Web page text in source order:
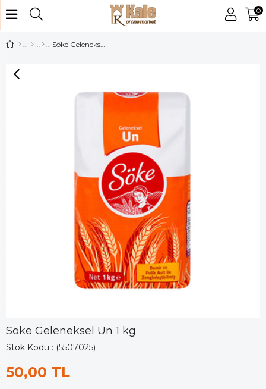
0
Söke Geleneksel Un 1 kg
Söke Geleneksel Un 1 kg
Stok Kodu (5507025)
50,00 TL